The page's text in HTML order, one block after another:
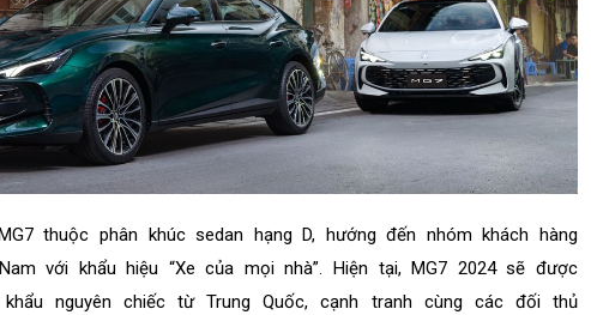
thuộc phân khúc sedan hạng D, hướng đến nhóm khách hàng
với khẩu hiệu “Xe của mọi nhà”. Hiện tại, MG7 2024 sẽ được
nguyên chiếc từ Trung Quốc, cạnh tranh cùng các đối thủ